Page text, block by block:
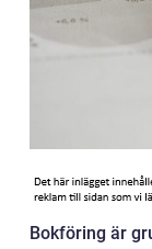
Bokföring är